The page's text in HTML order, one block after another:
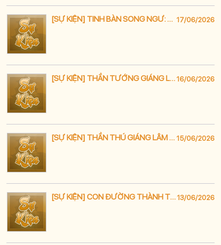
[SỰ KIỆN] TINH BÀN SONG NGƯ: TÍCH CỰC QUAY - VẬN MAY SẼ ĐẾN 17/06/2026
[SỰ KIỆN] THẦN TƯỚNG GIÁNG LÂM – QUANG GIA CÁT LƯỢNG16/06/2026
[SỰ KIỆN] THẦN THÚ GIÁNG LÂM – SĂN TÌM HOANG THÚ CỔ ĐẠI BẠCH TRẠCH 15/06/2026
[SỰ KIỆN] CON ĐƯỜNG THÀNH THẦN – SỞ HỮU ÁM LỮ BỐ13/06/2026